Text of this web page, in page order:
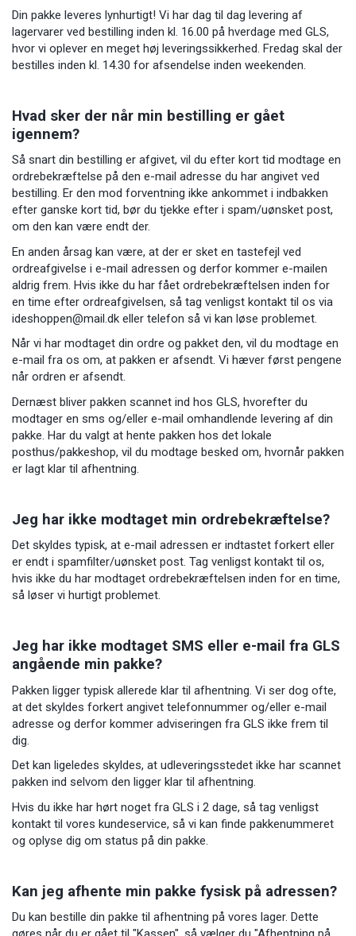
Din pakke leveres lynhurtigt! Vi har dag til dag levering af
lagervarer ved bestilling inden kl. 16.00 på hverdage med GLS,
hvor vi oplever en meget høj leveringssikkerhed. Fredag skal der
bestilles inden kl. 14.30 for afsendelse inden weekenden.
Hvad sker der når min bestilling er gået
igennem?
Så snart din bestilling er afgivet, vil du efter kort tid modtage en
ordrebekræftelse på den e-mail adresse du har angivet ved
bestilling. Er den mod forventning ikke ankommet i indbakken
efter ganske kort tid, bør du tjekke efter i spam/uønsket post,
om den kan være endt der.
En anden årsag kan være, at der er sket en tastefejl ved
ordreafgivelse i e-mail adressen og derfor kommer e-mailen
aldrig frem. Hvis ikke du har fået ordrebekræftelsen inden for
en time efter ordreafgivelsen, så tag venligst kontakt til os via
ideshoppen@mail.dk eller telefon så vi kan løse problemet.
Når vi har modtaget din ordre og pakket den, vil du modtage en
e-mail fra os om, at pakken er afsendt. Vi hæver først pengene
når ordren er afsendt.
Dernæst bliver pakken scannet ind hos GLS, hvorefter du
modtager en sms og/eller e-mail omhandlende levering af din
pakke. Har du valgt at hente pakken hos det lokale
posthus/pakkeshop, vil du modtage besked om, hvornår pakken
er lagt klar til afhentning.
Jeg har ikke modtaget min ordrebekræftelse?
Det skyldes typisk, at e-mail adressen er indtastet forkert eller
er endt i spamfilter/uønsket post. Tag venligst kontakt til os,
hvis ikke du har modtaget ordrebekræftelsen inden for en time,
så løser vi hurtigt problemet.
Jeg har ikke modtaget SMS eller e-mail fra GLS
angående min pakke?
Pakken ligger typisk allerede klar til afhentning. Vi ser dog ofte,
at det skyldes forkert angivet telefonnummer og/eller e-mail
adresse og derfor kommer adviseringen fra GLS ikke frem til
dig.
Det kan ligeledes skyldes, at udleveringsstedet ikke har scannet
pakken ind selvom den ligger klar til afhentning.
Hvis du ikke har hørt noget fra GLS i 2 dage, så tag venligst
kontakt til vores kundeservice, så vi kan finde pakkenummeret
og oplyse dig om status på din pakke.
Kan jeg afhente min pakke fysisk på adressen?
Du kan bestille din pakke til afhentning på vores lager. Dette